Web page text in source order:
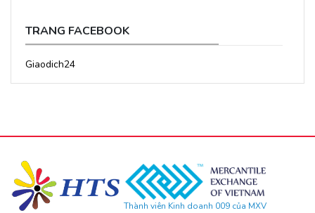
TRANG FACEBOOK
Giaodich24
Thành viên Kinh doanh 009 của MXV